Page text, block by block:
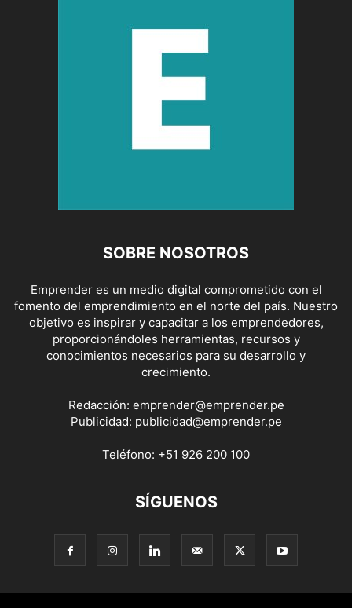
SOBRE NOSOTROS
Emprender es un medio digital comprometido con el
fomento del emprendimiento en el norte del país. Nuestro
objetivo es inspirar y capacitar a los emprendedores,
proporcionándoles herramientas, recursos y
conocimientos necesarios para su desarrollo y
crecimiento.
Redacción: emprender@emprender.pe
Publicidad: publicidad@emprender.pe
Teléfono: +51 926 200 100
SÍGUENOS